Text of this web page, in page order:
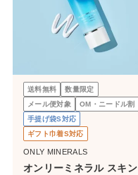
送料無料
数量限定
メール便対象
OM・ニードル割
手提げ袋S対応
ギフト巾着S対応
ONLY MINERALS
オンリーミネラル スキン